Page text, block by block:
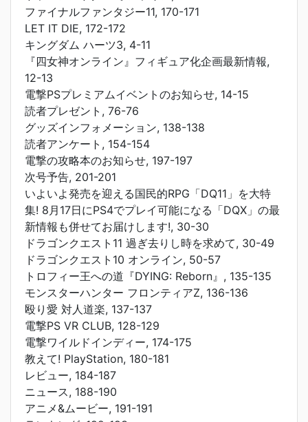
ファイナルファンタジー11, 170-171
LET IT DIE, 172-172
キングダム ハーツ3, 4-11
『四女神オンライン』フィギュア化企画最新情報,
12-13
電撃PSプレミアムイベントのお知らせ, 14-15
読者プレゼント, 76-76
グッズインフォメーション, 138-138
読者アンケート, 154-154
電撃の攻略本のお知らせ, 197-197
次号予告, 201-201
いよいよ発売を迎える国民的RPG「DQ11」を大特
集! 8月17日にPS4でプレイ可能になる「DQX」の最
新情報も併せてお届けします!, 30-30
ドラゴンクエスト11 過ぎ去りし時を求めて, 30-49
ドラゴンクエスト10 オンライン, 50-57
トロフィー王への道『DYING: Reborn』, 135-135
モンスターハンター フロンティアZ, 136-136
殴り愛 対人道楽, 137-137
電撃PS VR CLUB, 128-129
電撃ワイルドインディー, 174-175
教えて! PlayStation, 180-181
レビュー, 184-187
ニュース, 188-190
アニメ&ムービー, 191-191